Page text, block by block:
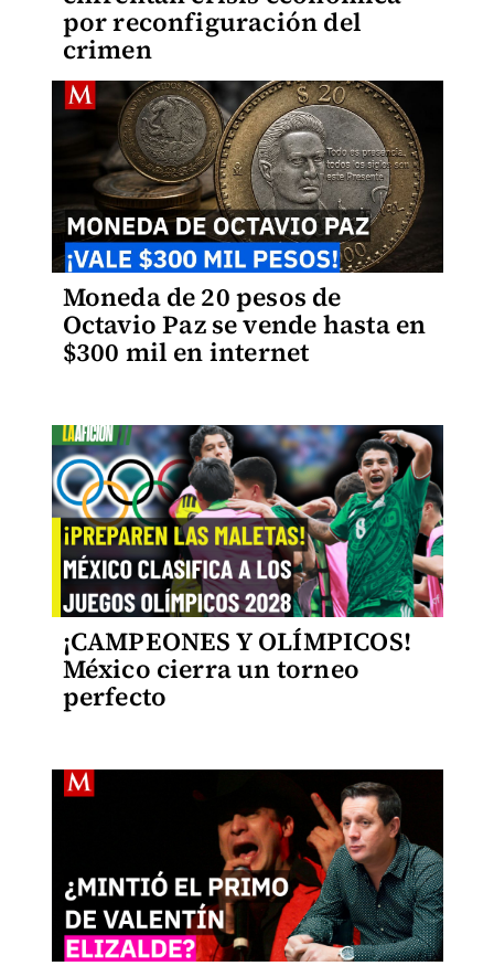
por reconfiguración del
crimen
Moneda de 20 pesos de
Octavio Paz se vende hasta en
$300 mil en internet
¡CAMPEONES Y OLÍMPICOS!
México cierra un torneo
perfecto